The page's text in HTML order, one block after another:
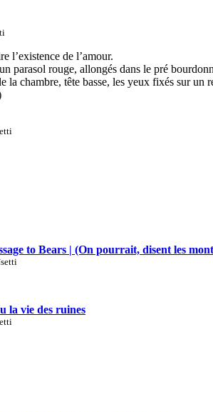
l’existence de l’amour.
parasol rouge, allongés dans le pré
la chambre, tête basse, les yeux fixés sur un
to Bears | (On pourrait, disent les
la vie des ruines